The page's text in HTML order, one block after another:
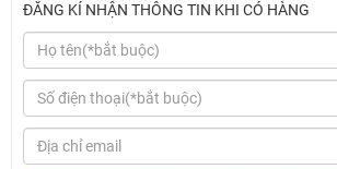
ĐĂNG KÍ NHẬN THÔNG TIN KHI CÓ HÀNG